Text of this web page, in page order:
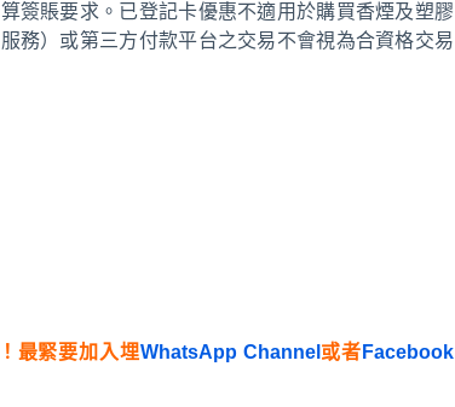
簽賬要求。已登記卡優惠不適用於購買香煙及塑膠
務）或第三方付款平台之交易不會視為合資格交易
最緊要加入埋WhatsApp Channel 或者 Facebook